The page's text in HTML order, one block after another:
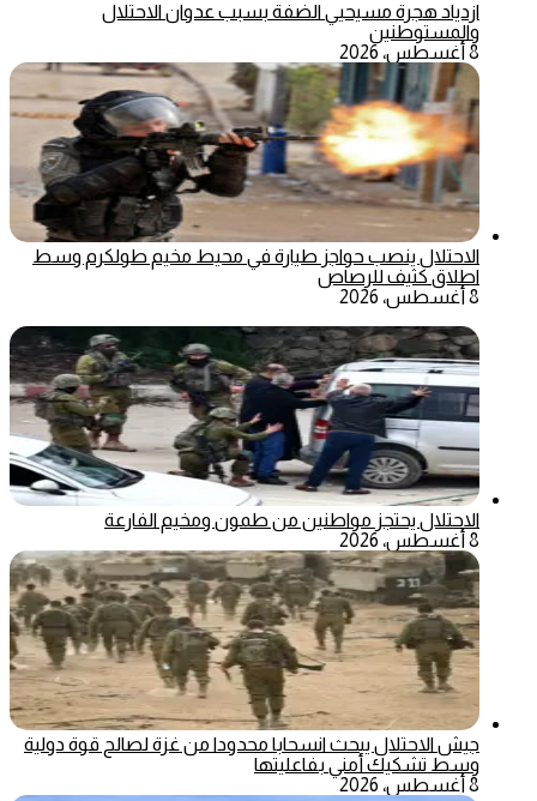
ازدياد هجرة مسيحيي الضفة بسبب عدوان الاحتلال
والمستوطنين
8 أغسطس، 2026
الاحتلال ينصب حواجز طيارة في محيط مخيم طولكرم وسط
اطلاق كثيف للرصاص
8 أغسطس، 2026
الاحتلال يحتجز مواطنين من طمون ومخيم الفارعة
8 أغسطس، 2026
جيش الاحتلال يبحث انسحابا محدودا من غزة لصالح قوة دولية
وسط تشكيك أمني بفاعليتها
8 أغسطس، 2026